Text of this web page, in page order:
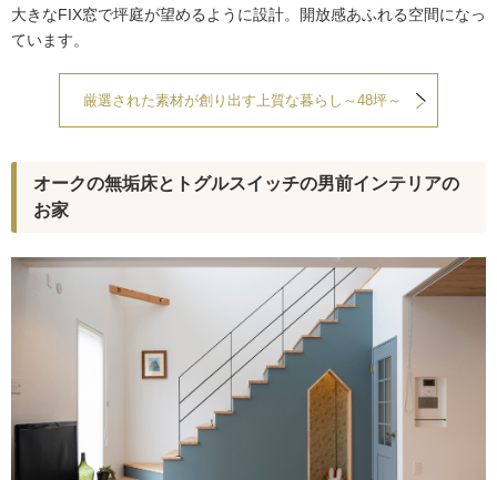
大きなFIX窓で坪庭が望めるように設計。開放感あふれる空間になっ
ています。
厳選された素材が創り出す上質な暮らし～48坪～
オークの無垢床とトグルスイッチの男前インテリアの
お家